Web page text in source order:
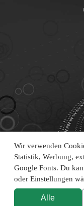
Wir verwenden
Statistik, Werbung,
Google Fonts. Du
oder Einstellungen
Alle